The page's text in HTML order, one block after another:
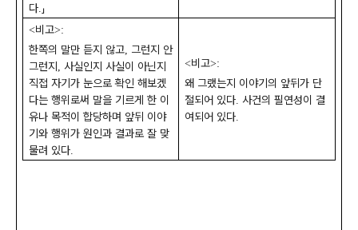
다. 」
<비고>:
한쪽의 말만 듣지 않고, 그런지 안
그런지 사실인지 사실이 아닌지
직접 자기가 눈으로 확인 해보겠
다는 행위로써 말을 기르게 한 이
유나 목적이 합당하며 앞뒤 이야
기와 행위가 원인과 결과로 잘 맞
물려 있다.
<비고>:
왜 그랬는지 이야기의 앞뒤가 단
절되어 있다. 사건의 필연성이 결
여되어 있다.